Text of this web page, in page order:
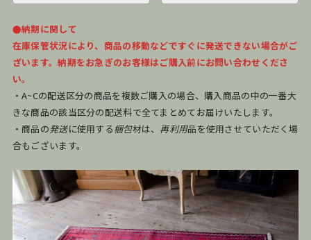
●納期に関して
在庫保管状況により、商品の移動などですぐに発送できない場合がご
ざいます。納期をお急ぎのお客様はご購入前にお問い合わせくださ
い。
・A~Cの配送区分の商品を複数ご購入の場合、購入商品の中の一番大
きな商品の該当区分の配送料で全てまとめてお届けいたします。
・商品の発送に使用する梱包材は、 再利用品を使用させていただく場
合もございます。